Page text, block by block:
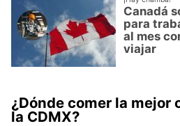
Canadá
para
al mes
viajar
¿Dónde comer la
la CDMX?